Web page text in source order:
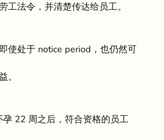
法令，并清楚传达给员工。
使处于 notice period，也仍然可
。
22 周之后，符合资格的员工